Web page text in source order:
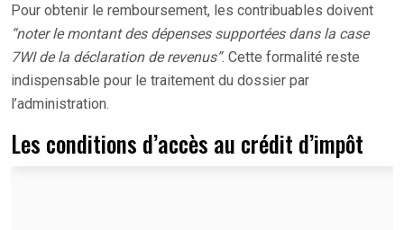
Pour obtenir le remboursement, les contribuables doivent
“noter le montant des dépenses supportées dans la case
7WI de la déclaration de revenus”. Cette formalité reste
indispensable pour le traitement du dossier par
l’administration.
Les conditions d’accès au crédit d’impôt